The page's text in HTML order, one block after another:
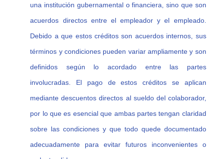
una institución gubernamental o financiera, sino que son
acuerdos directos entre el empleador y el empleado.
Debido a que estos créditos son acuerdos internos, sus
términos y condiciones pueden variar ampliamente y son
definidos según lo acordado entre las partes
involucradas. El pago de estos créditos se aplican
mediante descuentos directos al sueldo del colaborador,
por lo que es esencial que ambas partes tengan claridad
sobre las condiciones y que todo quede documentado
adecuadamente para evitar futuros inconvenientes o